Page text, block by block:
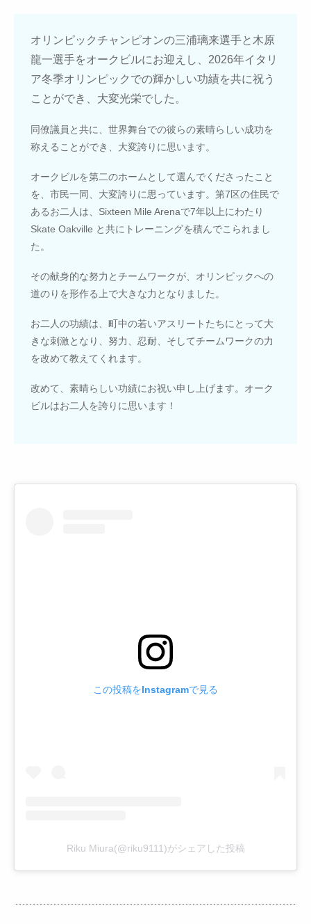
オリンピックチャンピオンの三浦璃来選手と木原
龍一選手をオークビルにお迎えし、2026年イタリ
ア冬季オリンピックでの輝かしい功績を共に祝う
ことができ、大変光栄でした。
同僚議員と共に、世界舞台での彼らの素晴らしい成功を
称えることができ、大変誇りに思います。
オークビルを第二のホームとして選んでくださったこと
を、市民一同、大変誇りに思っています。第7区の住民で
あるお二人は、Sixteen Mile Arenaで7年以上にわたり
Skate Oakville と共にトレーニングを積んでこられまし
た。
その献身的な努力とチームワークが、オリンピックへの
道のりを形作る上で大きな力となりました。
お二人の功績は、町中の若いアスリートたちにとって大
きな刺激となり、努力、忍耐、そしてチームワークの力
を改めて教えてくれます。
改めて、素晴らしい功績にお祝い申し上げます。オーク
ビルはお二人を誇りに思います！
この投稿をInstagramで見る
Riku Miura(@riku9111)がシェアした投稿